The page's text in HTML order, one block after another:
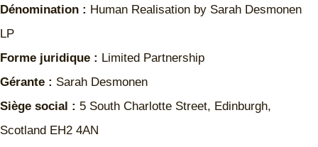
Dénomination : Human Realisation by Sarah Desmonen
LP
Forme juridique : Limited Partnership
Gérante : Sarah Desmonen
Siège social : 5 South Charlotte Street, Edinburgh,
Scotland EH2 4AN